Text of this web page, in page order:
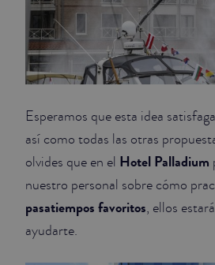
Esperamos que esta idea
así como todas las otras
olvides que en el Hotel Palladium
nuestro personal sobre cómo
pasatiempos favoritos, ellos
ayudarte.